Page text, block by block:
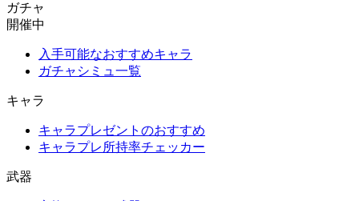
ガチャ
開催中
入手可能なおすすめキャラ
ガチャシミュ一覧
キャラ
キャラプレゼントのおすすめ
キャラプレ所持率チェッカー
武器